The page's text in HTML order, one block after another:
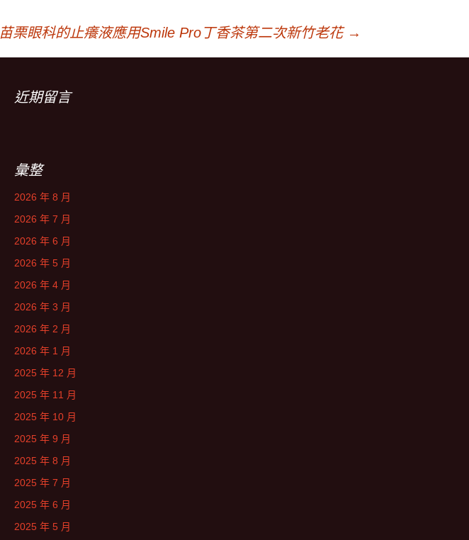
苗栗眼科的止癢液應用Smile Pro丁香茶第二次新竹老花 →
近期留言
彙整
2026 年 8 月
2026 年 7 月
2026 年 6 月
2026 年 5 月
2026 年 4 月
2026 年 3 月
2026 年 2 月
2026 年 1 月
2025 年 12 月
2025 年 11 月
2025 年 10 月
2025 年 9 月
2025 年 8 月
2025 年 7 月
2025 年 6 月
2025 年 5 月